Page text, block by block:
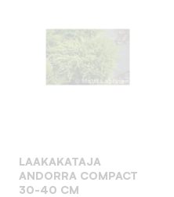
LAAKAKATAJA
ANDORRA COMPACT
30-40 CM